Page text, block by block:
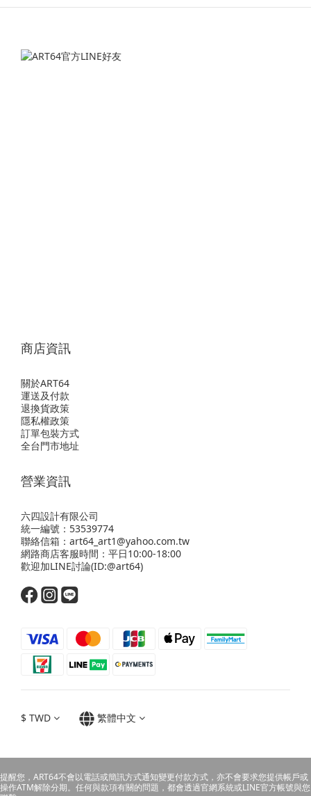
商店資訊
關於ART64
運送及付款
退換貨政策
隱私權政策
訂單包裝方式
全台門市地址
營業資訊
六四設計有限公司
統一編號：53539774
聯絡信箱：art64_art1@yahoo.com.tw
網路商店客服時間：平日10:00-18:00
歡迎加LINE討論(ID:@art64)
$ TWD 繁體中文
提醒您，ART64不會以電話或簡訊方式通知變更付款方式，亦不會要求您提供帳戶或
操作ATM解除分期。任何與款項有關的問題，都會透過官網系統或LINE官方帳號與您